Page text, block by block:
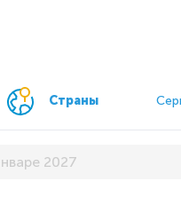
Страны
2027